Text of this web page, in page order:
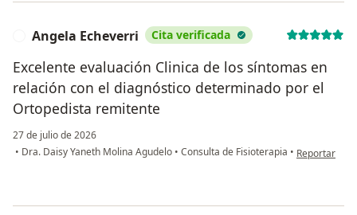
Angela Echeverri Cita verificada
Excelente evaluación Clinica de los síntomas en
relación con el diagnóstico determinado por el
Ortopedista remitente
27 de julio de 2026
• Dra. Daisy Yaneth Molina Agudelo • Consulta de Fisioterapia • en opinión
Reportar